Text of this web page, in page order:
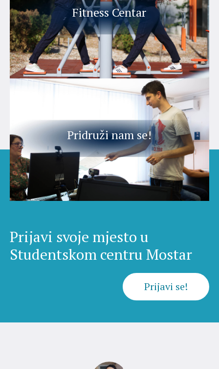
Fitness Centar
Pridruži nam se!
Prijavi svoje mjesto u
Studentskom centru Mostar
Prijavi se!